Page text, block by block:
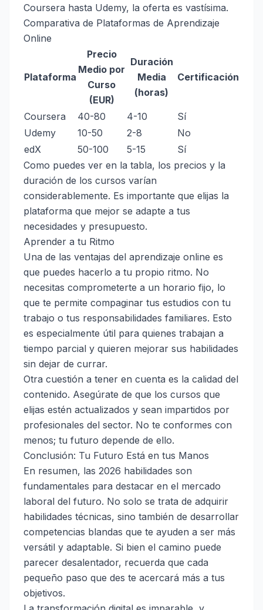
Coursera hasta Udemy, la oferta es vastísima.
Comparativa de Plataformas de Aprendizaje
Online
Plataforma
Precio
Medio por
Curso
(EUR)
Duración
Media
(horas)
Certificación
Coursera 40-80 4-10
Sí
Udemy
10-50 2-8
No
edX
50-100 5-15
Sí
Como puedes ver en la tabla, los precios y la
duración de los cursos varían
considerablemente. Es importante que elijas la
plataforma que mejor se adapte a tus
necesidades y presupuesto.
Aprender a tu Ritmo
Una de las ventajas del aprendizaje online es
que puedes hacerlo a tu propio ritmo. No
necesitas comprometerte a un horario fijo, lo
que te permite compaginar tus estudios con tu
trabajo o tus responsabilidades familiares. Esto
es especialmente útil para quienes trabajan a
tiempo parcial y quieren mejorar sus habilidades
sin dejar de currar.
Otra cuestión a tener en cuenta es la calidad del
contenido. Asegúrate de que los cursos que
elijas estén actualizados y sean impartidos por
profesionales del sector. No te conformes con
menos; tu futuro depende de ello.
Conclusión: Tu Futuro Está en tus Manos
En resumen, las 2026 habilidades son
fundamentales para destacar en el mercado
laboral del futuro. No solo se trata de adquirir
habilidades técnicas, sino también de desarrollar
competencias blandas que te ayuden a ser más
versátil y adaptable. Si bien el camino puede
parecer desalentador, recuerda que cada
pequeño paso que des te acercará más a tus
objetivos.